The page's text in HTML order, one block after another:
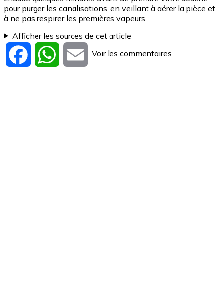
pour purger les canalisations, en veillant à aérer la pièce et
à ne pas respirer les premières vapeurs.
Afficher les sources de cet article
Facebook WhatsApp
Email
Voir les commentaires